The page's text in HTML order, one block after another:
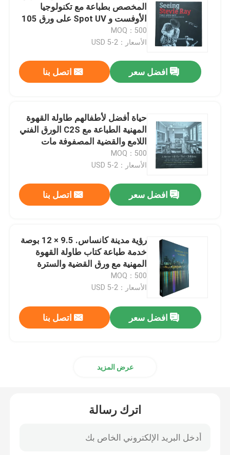
المخصص بطباعة مع تكنولوجيا
الأوفست و Spot UV على ورق 105
جرام.
MOQ：500
الأسعار：2-5 USD
افضل سعر اتصل بنا
حياة أفضل لأطفالهم طاولة القهوة
المهنية الطباعة مع C2S الورق الفني
اللامع والقضية المصفوفة مات
MOQ：500
الأسعار：2-5 USD
افضل سعر اتصل بنا
رؤية مدينة كانساس. 9.5 × 12 بوصة
خدمة طباعة كتاب طاولة القهوة
المهنية مع ورق القضية والسترة
MOQ：500
الأسعار：2-5 USD
افضل سعر اتصل بنا
عرض المزيد
اترك رسالة